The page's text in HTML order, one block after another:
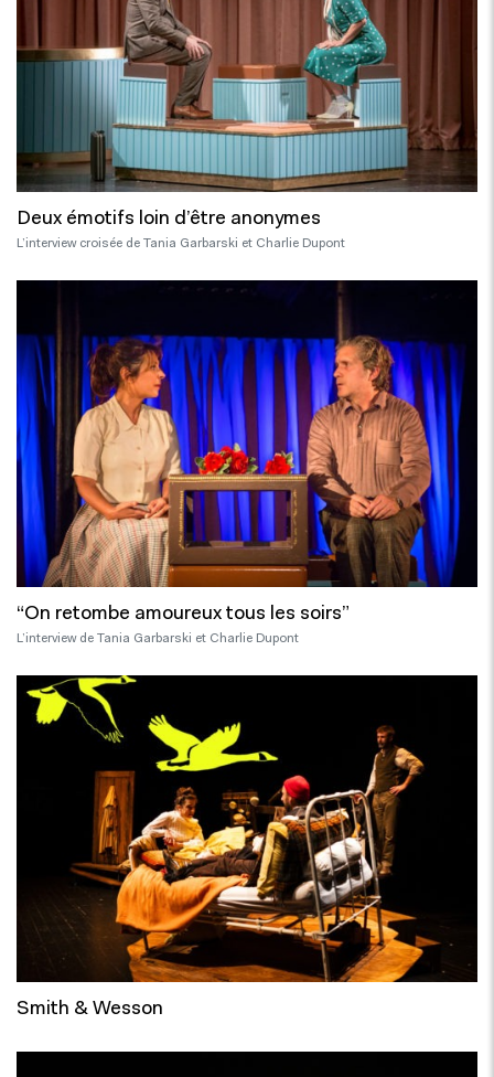
Deux émotifs loin d’être anonymes
L’interview croisée de Tania Garbarski et Charlie Dupont
“On retombe amoureux tous les soirs”
L’interview de Tania Garbarski et Charlie Dupont
Smith & Wesson